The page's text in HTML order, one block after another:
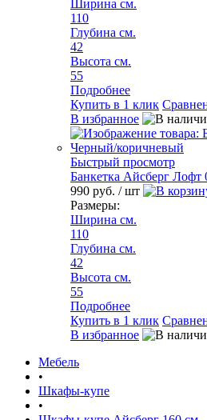
Ширина см.
110
Глубина см.
42
Высота см.
55
Подробнее
Купить в 1 клик
В избранное
Быстрый просмотр
Банкетка Айсберг
990 руб. / шт
Размеры:
Ширина см.
110
Глубина см.
42
Высота см.
55
Подробнее
Купить в 1 клик
В избранное
Мебель
•
Шкафы-купе
•